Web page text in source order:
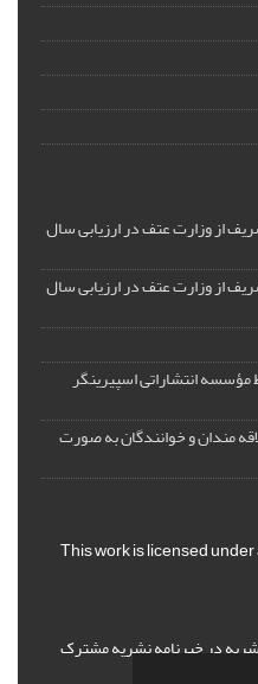
از وزارت عتف در ارزیابی سال
از وزارت عتف در ارزیابی سال
انتشاراتی اسپیرینگر
مندان و خوانندگان به صورت
This work is licensed
در خبرنامه نشریه مشترک